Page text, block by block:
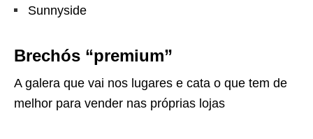
Sunnyside
Brechós “premium”
A galera que vai nos lugares e cata o que tem de
melhor para vender nas próprias lojas